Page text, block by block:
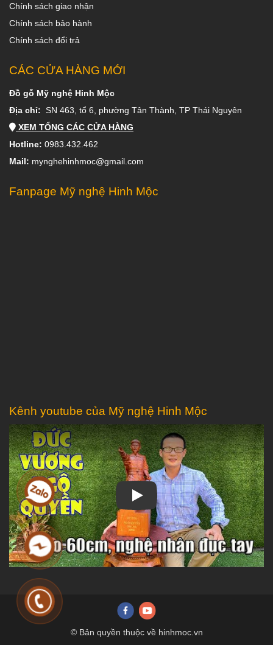
Chính sách giao nhận
Chính sách bảo hành
Chính sách đổi trả
CÁC CỬA HÀNG MỚI
Đồ gỗ Mỹ nghệ Hinh Mộc
Địa chỉ: SN 463, tổ 6, phường Tân Thành, TP Thái Nguyên
XEM TỔNG CÁC CỬA HÀNG
Hotline: 0983.432.462
Mail: mynghehinhmoc@gmail.com
Fanpage Mỹ nghệ Hinh Mộc
Kênh youtube của Mỹ nghệ Hinh Mộc
Play
© Bản quyền thuộc về hinhmoc.vn